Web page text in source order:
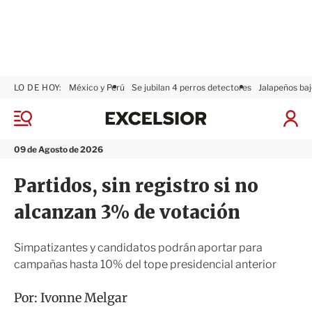
M
n
09 de Agosto de 2026
LO DE HOY: México y Perú Se jubilan 4 perros detectores Jalapeños
I
x
i
o
r
Partidos, sin registro si no
alcanzan 3% de votación
Simpatizantes y candidatos podrán aportar para
campañas hasta 10% del tope presidencial anterior
Por: Ivonne Melgar